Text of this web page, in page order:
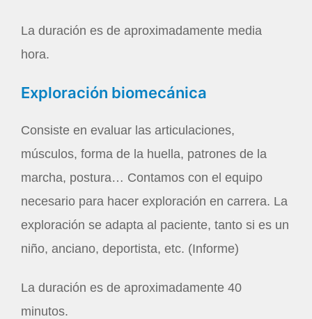
La duración es de aproximadamente media
hora.
Exploración biomecánica
Consiste en evaluar las articulaciones,
músculos, forma de la huella, patrones de la
marcha, postura… Contamos con el equipo
necesario para hacer exploración en carrera. La
exploración se adapta al paciente, tanto si es un
niño, anciano, deportista, etc. (Informe)
La duración es de aproximadamente 40
minutos.